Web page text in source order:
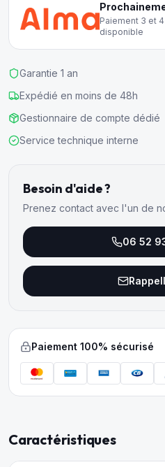
Paiement 3 et
disponible
Garantie 1 an
Expédié en moins de 48h
Gestionnaire de compte dédié
Service technique interne
Besoin d'aide ?
Prenez contact avec l'un de
06 52
Paiement 100% sécurisé
Caractéristiques